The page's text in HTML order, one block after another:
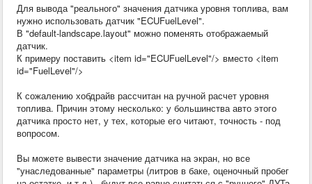
Для вывода "реального" значения датчика уровня топлива, вам
нужно использовать датчик "ECUFuelLevel".
В "default-landscape.layout" можно поменять отображаемый
датчик.
К примеру поставить <item id="ECUFuelLevel"/> вместо <item
id="FuelLevel"/>
К сожалению хобдрайв рассчитан на ручной расчет уровня
топлива. Причин этому несколько: у большинства авто этого
датчика просто нет, у тех, которые его читают, точность - под
вопросом.
Вы можете вывести значение датчика на экран, но все
"унаследованные" параметры (литров в баке, оценочный пробег